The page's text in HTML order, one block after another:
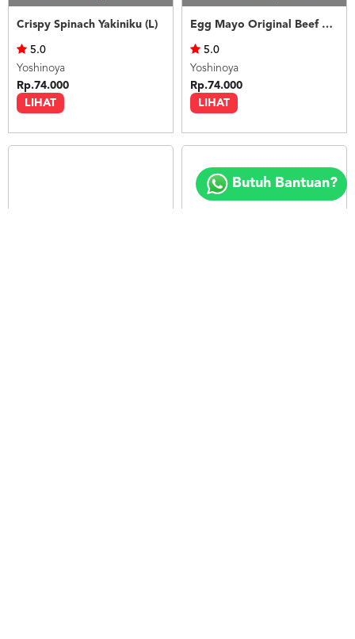
Crispy Spinach Yakiniku (L)
LIHAT
5.0
Yoshinoya
Rp.74.000
Egg Mayo Original Beef Bowl (L)
LIHAT
5.0
Yoshinoya
Rp.74.000
Butuh Bantuan?